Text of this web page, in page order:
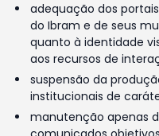
adequação dos
do Ibram e de seus
quanto à identidade
aos recursos de
suspensão da
institucionais de
manutenção apenas